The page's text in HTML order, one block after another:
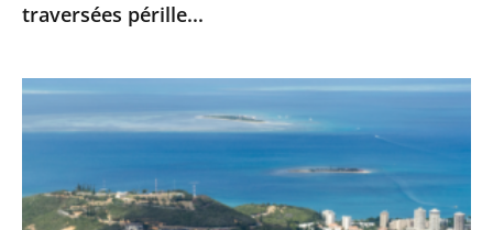
britannique
la
prévention
des
pérille...
traversées pérille...
Nouvelle-
Calédonie
juge